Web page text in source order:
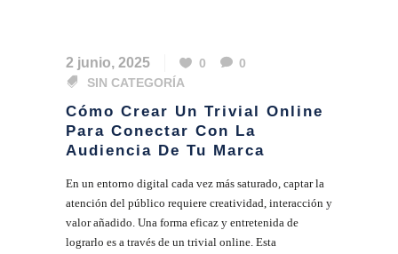
2 junio, 2025 0
0
SIN CATEGORÍA
Cómo Crear Un Trivial Online
Para Conectar Con La
Audiencia De Tu Marca
En un entorno digital cada vez más saturado, captar la
atención del público requiere creatividad, interacción y
valor añadido. Una forma eficaz y entretenida de
lograrlo es a través de un trivial online. Esta